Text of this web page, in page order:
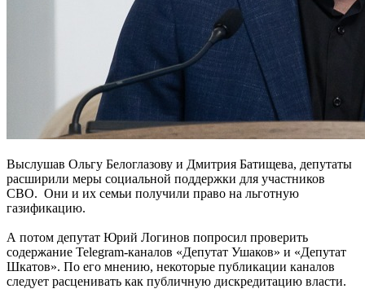
Выслушав Ольгу Белоглазову и Дмитрия Батищева, депутаты
расширили меры социальной поддержки для участников
СВО. Они и их семьи получили право на льготную
газификацию.
А потом депутат Юрий Логинов попросил проверить
содержание Telegram-каналов «Депутат Ушаков» и «Депутат
Шкатов». По его мнению, некоторые публикации каналов
следует расценивать как публичную дискредитацию власти.